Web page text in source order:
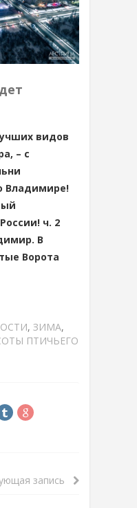
видов
– с
Владимире!
ч. 2
В
Ворота
, ЗИМА,
ПТИЧЬЕГО
запись